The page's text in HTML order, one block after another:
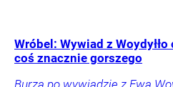
Wróbel: Wywiad z
coś znacznie gorszego
Burza po wywiadzie z Ewą